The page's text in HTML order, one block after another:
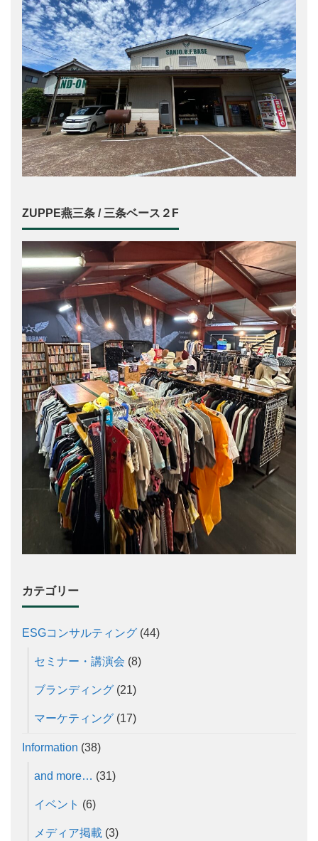
ZUPPE燕三条 / 三条ベース２F
カテゴリー
ESGコンサルティング (44)
セミナー・講演会 (8)
ブランディング (21)
マーケティング (17)
Information (38)
and more… (31)
イベント (6)
メディア掲載 (3)